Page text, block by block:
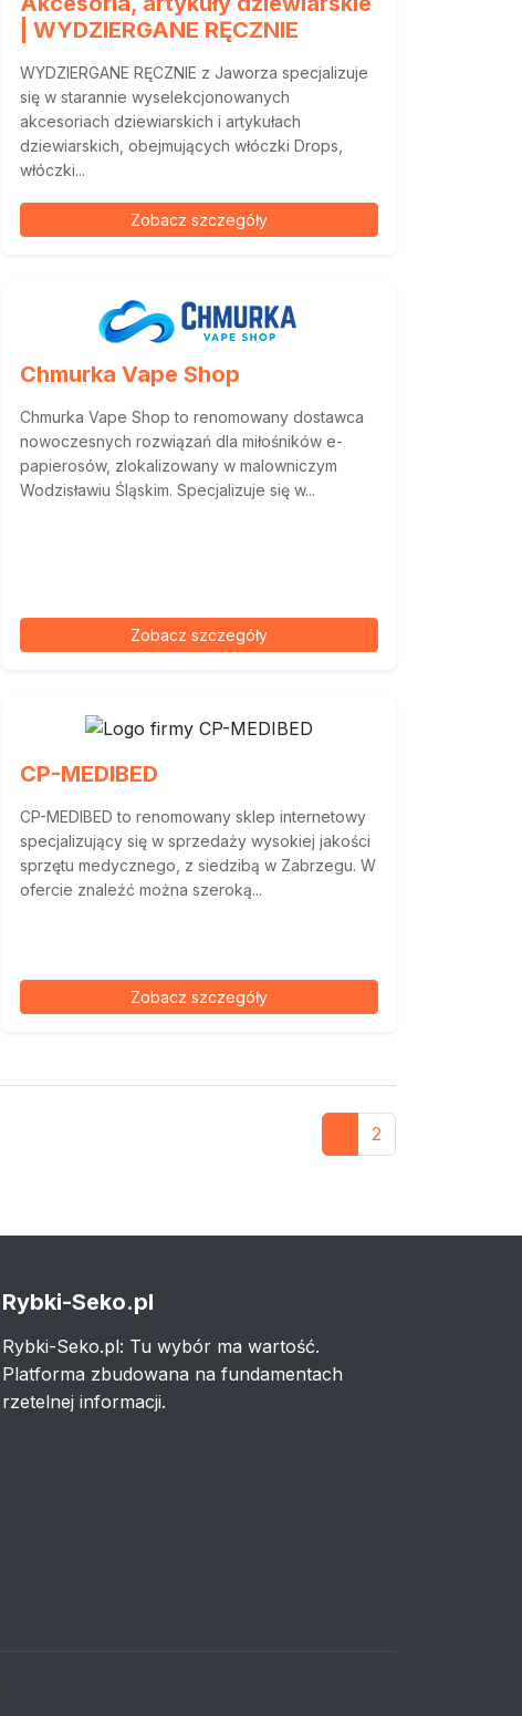
| WYDZIERGANE RĘCZNIE
WYDZIERGANE RĘCZNIE z Jaworza specjalizuje
się w starannie wyselekcjonowanych
akcesoriach dziewiarskich i artykułach
dziewiarskich, obejmujących włóczki Drops,
włóczki...
Zobacz szczegóły
Chmurka Vape Shop
Chmurka Vape Shop to renomowany dostawca
nowoczesnych rozwiązań dla miłośników e-
papierosów, zlokalizowany w malowniczym
Wodzisławiu Śląskim. Specjalizuje się w...
Zobacz szczegóły
CP-MEDIBED
CP-MEDIBED to renomowany sklep internetowy
specjalizujący się w sprzedaży wysokiej jakości
sprzętu medycznego, z siedzibą w Zabrzegu. W
ofercie znaleźć można szeroką...
Zobacz szczegóły
2
Rybki-Seko.pl
Rybki-Seko.pl: Tu wybór ma wartość.
Platforma zbudowana na fundamentach
rzetelnej informacji.